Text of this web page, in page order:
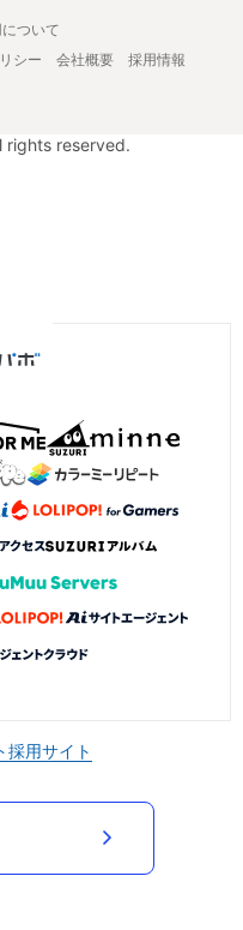
ついて
シー 会社概要
採用情報
rights reserved.
採用サイト